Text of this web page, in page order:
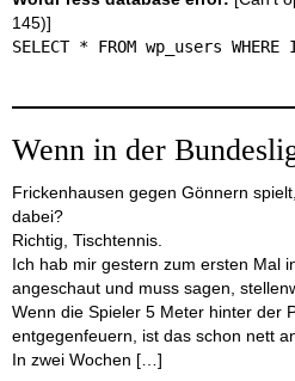
145)]
SELECT * FROM wp_users
Wenn in der
Frickenhausen gegen Gönnern
dabei?
Richtig, Tischtennis.
Ich hab mir gestern zum ersten Mal
angeschaut und muss sagen,
Wenn die Spieler 5 Meter hinter der
entgegenfeuern, ist das schon nett
In zwei Wochen […]